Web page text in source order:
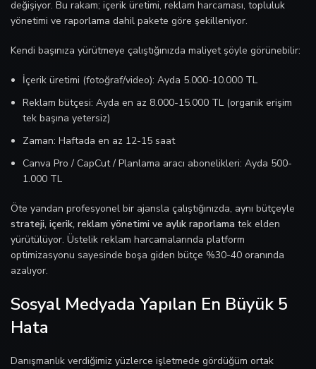
değişiyor. Bu rakam; içerik üretimi, reklam harcaması, topluluk
yönetimi ve raporlama dahil pakete göre şekilleniyor.
Kendi başınıza yürütmeye çalıştığınızda maliyet şöyle görünebilir:
İçerik üretimi (fotoğraf/video): Ayda 5.000-10.000 TL
Reklam bütçesi: Ayda en az 8.000-15.000 TL (organik erişim
tek başına yetersiz)
Zaman: Haftada en az 12-15 saat
Canva Pro / CapCut / Planlama aracı abonelikleri: Ayda 500-
1.000 TL
Öte yandan profesyonel bir ajansla çalıştığınızda, aynı bütçeyle
strateji, içerik, reklam yönetimi ve aylık raporlama tek elden
yürütülüyor. Üstelik reklam harcamalarında platform
optimizasyonu sayesinde boşa giden bütçe %30-40 oranında
azalıyor.
Sosyal Medyada Yapılan En Büyük 5
Hata
Danışmanlık verdiğimiz yüzlerce işletmede gördüğüm ortak